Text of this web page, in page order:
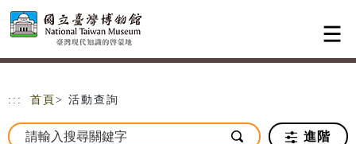
跳到主要內容
網站導覽
::: 首頁 > 活動查詢
進階